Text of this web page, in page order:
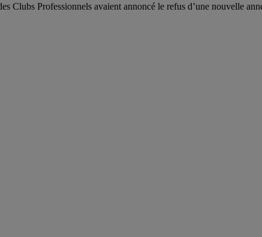
Clubs Professionnels avaient annoncé le refus d’une nouvelle